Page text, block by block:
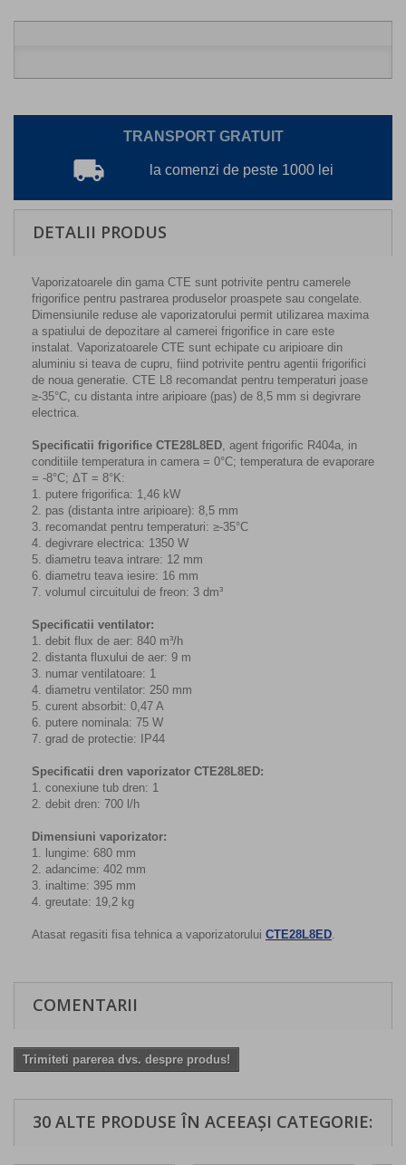
TRANSPORT GRATUIT
local_shipping la comenzi de peste 1000 lei
DETALII PRODUS
Vaporizatoarele din gama CTE sunt potrivite pentru camerele
frigorifice pentru pastrarea produselor proaspete sau congelate.
Dimensiunile reduse ale vaporizatorului permit utilizarea maxima
a spatiului de depozitare al camerei frigorifice in care este
instalat. Vaporizatoarele CTE sunt echipate cu aripioare din
aluminiu si teava de cupru, fiind potrivite pentru agentii frigorifici
de noua generatie. CTE L8 recomandat pentru temperaturi joase
≥-35°C, cu distanta intre aripioare (pas) de 8,5 mm si degivrare
electrica.
Specificatii frigorifice CTE28L8ED, agent frigorific R404a, in
conditiile temperatura in camera = 0°C; temperatura de evaporare
= -8°C; ΔT = 8°K:
1. putere frigorifica: 1,46 kW
2. pas (distanta intre aripioare): 8,5 mm
3. recomandat pentru temperaturi: ≥-35°C
4. degivrare electrica: 1350 W
5. diametru teava intrare: 12 mm
6. diametru teava iesire: 16 mm
7. volumul circuitului de freon: 3 dm³
Specificatii ventilator:
1. debit flux de aer: 840 m³/h
2. distanta fluxului de aer: 9 m
3. numar ventilatoare: 1
4. diametru ventilator: 250 mm
5. curent absorbit: 0,47 A
6. putere nominala: 75 W
7. grad de protectie: IP44
Specificatii dren vaporizator CTE28L8ED:
1. conexiune tub dren: 1
2. debit dren: 700 l/h
Dimensiuni vaporizator:
1. lungime: 680 mm
2. adancime: 402 mm
3. inaltime: 395 mm
4. greutate: 19,2 kg
Atasat regasiti fisa tehnica a vaporizatorului CTE28L8ED.
COMENTARII
Trimiteti parerea dvs. despre produs!
30 ALTE PRODUSE ÎN ACEEAȘI CATEGORIE: